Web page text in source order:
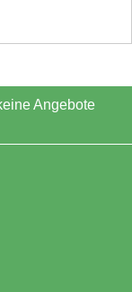
Angebote